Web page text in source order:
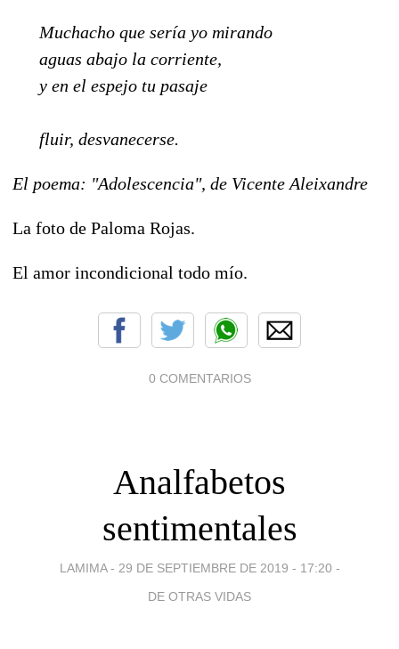
Muchacho que sería yo mirando
aguas abajo la corriente,
y en el espejo tu pasaje
fluir, desvanecerse.
El poema: "Adolescencia", de Vicente Aleixandre
La foto de Paloma Rojas.
El amor incondicional todo mío.
0 COMENTARIOS
Analfabetos
sentimentales
LAMIMA - 29 DE SEPTIEMBRE DE 2019 - 17:20 -
DE OTRAS VIDAS